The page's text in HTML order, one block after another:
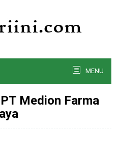
MENU
Medion Farma